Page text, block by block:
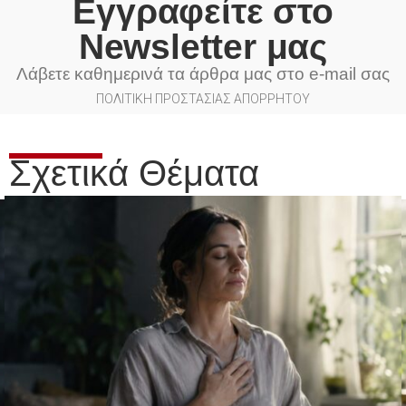
Εγγραφείτε στο
Newsletter μας
Λάβετε καθημερινά τα άρθρα μας στο e-mail σας
ΠΟΛΙΤΙΚΗ ΠΡΟΣΤΑΣΙΑΣ ΑΠΟΡΡΗΤΟΥ
Σχετικά Θέματα